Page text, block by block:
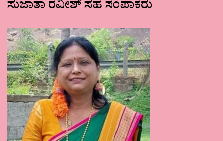
ಸುಜಾತಾ ರವೀಶ್ ಸಹ ಸಂಪಾಕರು